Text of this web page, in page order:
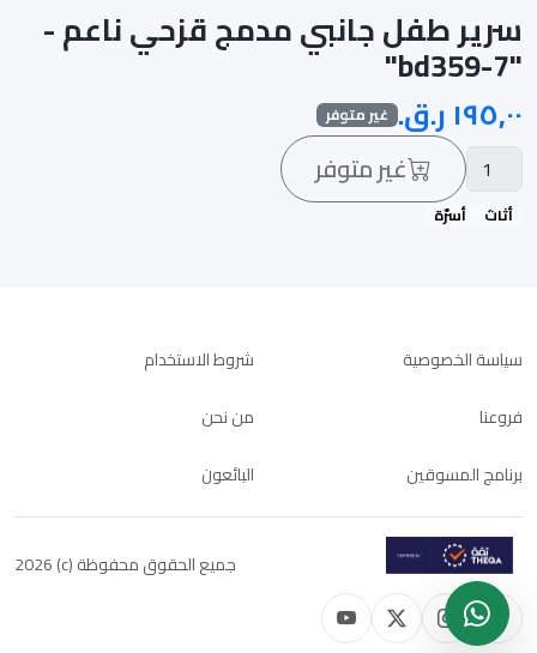
سرير طفل جانبي مدمج قزحي ناعم -
"bd359-7"
غير متوفر
غير متوفر
أثاث أسرّة
سياسة الخصوصية
شروط الاستخدام
فروعنا
من نحن
برنامج المسوقين
البائعون
جميع الحقوق محفوظة (c) 2026